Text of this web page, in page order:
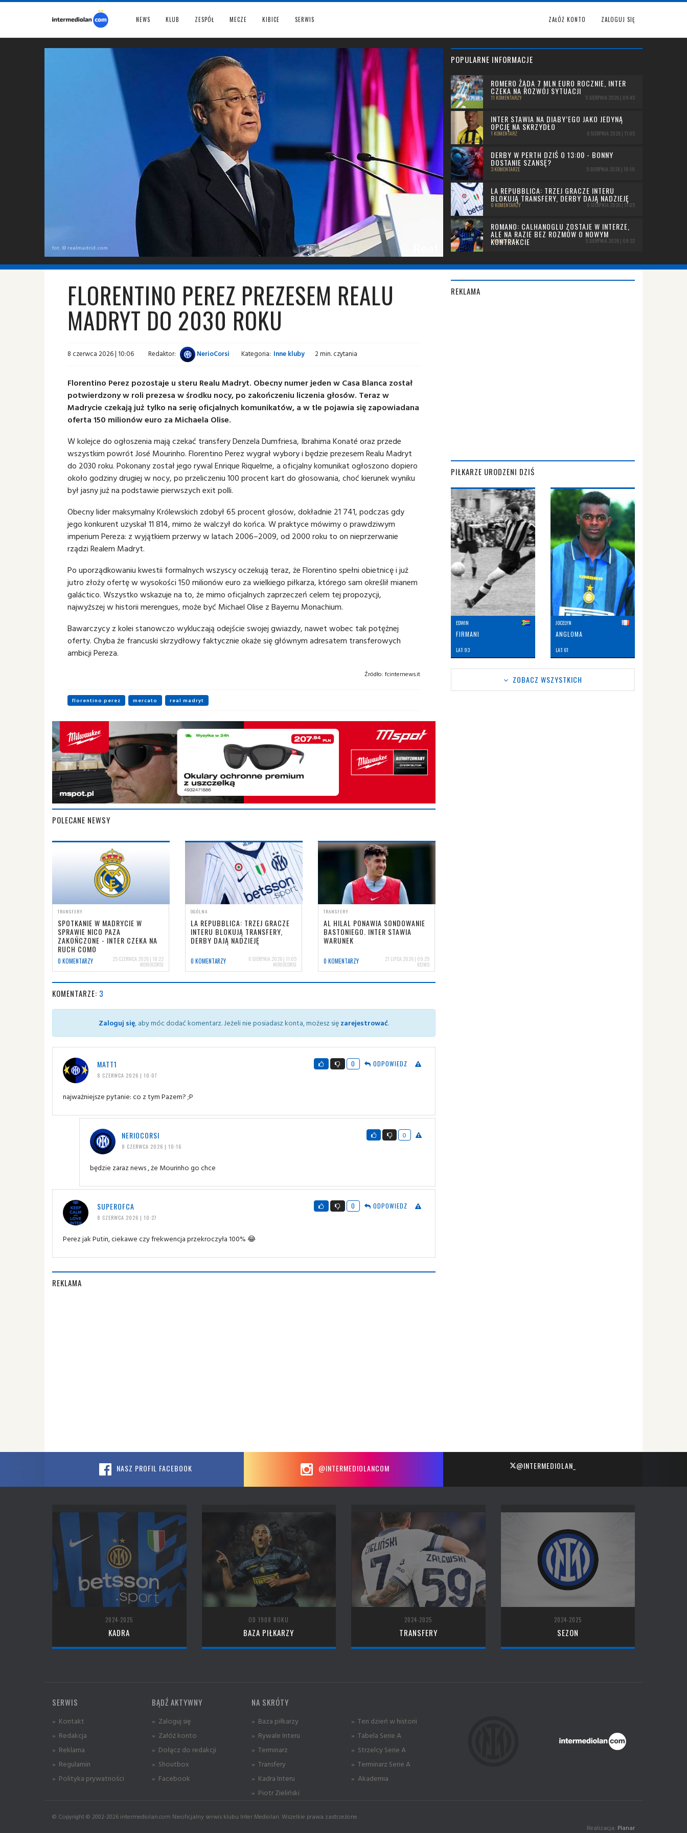
NEWS KLUB ZESPÓŁ MECZE KIBICE SERWIS ZAŁÓŻ KONTO ZALOGUJ SIĘ
fot. © realmadrid.com
POPULARNE INFORMACJE
ROMERO ŻĄDA 7 MLN EURO ROCZNIE, INTER
CZEKA NA ROZWÓJ SYTUACJI
11 KOMENTARZY 5 SIERPNIA 2026 | 09:45
INTER STAWIA NA DIABY’EGO JAKO JEDYNĄ
OPCJĘ NA SKRZYDŁO
1 KOMENTARZ 6 SIERPNIA 2026 | 11:05
DERBY W PERTH DZIŚ O 13:00 - BONNY
DOSTANIE SZANSĘ?
3 KOMENTARZE 5 SIERPNIA 2026 | 10:19
LA REPUBBLICA: TRZEJ GRACZE INTERU
BLOKUJĄ TRANSFERY, DERBY DAJĄ NADZIEJĘ
0 KOMENTARZY 6 SIERPNIA 2026 | 11:05
ROMANO: CALHANOGLU ZOSTAJE W INTERZE,
ALE NA RAZIE BEZ ROZMÓW O NOWYM
KONTRAKCIE
1 KOMENTARZ 5 SIERPNIA 2026 | 09:32
FLORENTINO PEREZ PREZESEM REALU
MADRYT DO 2030 ROKU
8 czerwca 2026 | 10:06 Redaktor: NerioCorsi Kategoria: Inne kluby 2 min. czytania
Florentino Perez pozostaje u steru Realu Madryt. Obecny numer jeden w Casa Blanca został
potwierdzony w roli prezesa w środku nocy, po zakończeniu liczenia głosów. Teraz w
Madrycie czekają już tylko na serię oficjalnych komunikatów, a w tle pojawia się zapowiadana
oferta 150 milionów euro za Michaela Olise.
W kolejce do ogłoszenia mają czekać transfery Denzela Dumfriesa, Ibrahima Konaté oraz przede
wszystkim powrót José Mourinho. Florentino Perez wygrał wybory i będzie prezesem Realu Madryt
do 2030 roku. Pokonany został jego rywal Enrique Riquelme, a oficjalny komunikat ogłoszono dopiero
około godziny drugiej w nocy, po przeliczeniu 100 procent kart do głosowania, choć kierunek wyniku
był jasny już na podstawie pierwszych exit polli.
Obecny lider maksymalny Królewskich zdobył 65 procent głosów, dokładnie 21 741, podczas gdy
jego konkurent uzyskał 11 814, mimo że walczył do końca. W praktyce mówimy o prawdziwym
imperium Pereza: z wyjątkiem przerwy w latach 2006–2009, od 2000 roku to on nieprzerwanie
rządzi Realem Madryt.
Po uporządkowaniu kwestii formalnych wszyscy oczekują teraz, że Florentino spełni obietnicę i już
jutro złoży ofertę w wysokości 150 milionów euro za wielkiego piłkarza, którego sam określił mianem
galáctico. Wszystko wskazuje na to, że mimo oficjalnych zaprzeczeń celem tej propozycji,
najwyższej w historii merengues, może być Michael Olise z Bayernu Monachium.
Bawarczycy z kolei stanowczo wykluczają odejście swojej gwiazdy, nawet wobec tak potężnej
oferty. Chyba że francuski skrzydłowy faktycznie okaże się głównym adresatem transferowych
ambicji Pereza.
Źródło: fcinternews.it
florentino perez mercato real madryt
POLECANE NEWSY
TRANSFERY
SPOTKANIE W MADRYCIE W
SPRAWIE NICO PAZA
ZAKOŃCZONE - INTER CZEKA NA
RUCH COMO
0 KOMENTARZY 25 CZERWCA 2026 | 18:22
NERIOCORSI
OGÓLNA
LA REPUBBLICA: TRZEJ GRACZE
INTERU BLOKUJĄ TRANSFERY,
DERBY DAJĄ NADZIEJĘ
0 KOMENTARZY 6 SIERPNIA 2026 | 11:05
NERIOCORSI
TRANSFERY
AL HILAL PONAWIA SONDOWANIE
BASTONIEGO. INTER STAWIA
WARUNEK
0 KOMENTARZY 21 LIPCA 2026 | 09:25
KEJMO
KOMENTARZE: 3
Zaloguj się, aby móc dodać komentarz. Jeżeli nie posiadasz konta, możesz sięzarejestrować.
MATT1
8 CZERWCA 2026 | 10:07
0 ODPOWIEDZ
najważniejsze pytanie: co z tym Pazem? ;P
NERIOCORSI
8 CZERWCA 2026 | 10:16
0
będzie zaraz news , że Mourinho go chce
SUPEROFCA
8 CZERWCA 2026 | 10:27
0 ODPOWIEDZ
Perez jak Putin, ciekawe czy frekwencja przekroczyła 100% 😂
REKLAMA
REKLAMA
PIŁKARZE URODZENI DZIŚ
EDWIN
FIRMANI
LAT: 93
JOCELYN
ANGLOMA
LAT: 61
ZOBACZ WSZYSTKICH
NASZ PROFIL FACEBOOK @INTERMEDIOLANCOM @INTERMEDIOLAN_
2024-2025
KADRA
OD 1908 ROKU
BAZA PIŁKARZY
2024-2025
TRANSFERY
2024-2025
SEZON
SERWIS
» Kontakt
» Redakcja
» Reklama
» Regulamin
» Polityka prywatności
BĄDŹ AKTYWNY
» Zaloguj się
» Załóż konto
» Dołącz do redakcji
» Shoutbox
» Facebook
NA SKRÓTY
» Baza piłkarzy
» Rywale Interu
» Terminarz
» Transfery
» Kadra Interu
» Piotr Zieliński
» Ten dzień w historii
» Tabela Serie A
» Strzelcy Serie A
» Terminarz Serie A
» Akademia
© Copyright © 2002-2026 intermediolan.com Nieoficjalny serwis klubu Inter Mediolan. Wszelkie prawa zastrzeżone.
Realizacja: Planar